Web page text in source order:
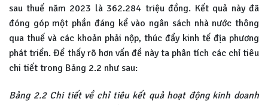
sau thuế năm 2023 là 362.284 triệu đồng. Kết quả này đã
đóng góp một phần đáng kể vào ngân sách nhà nước thông
qua thuế và các khoản phải nộp, thúc đẩy kinh tế địa phương
phát triển. Để thấy rõ hơn vấn đề này ta phân tích các chỉ tiêu
chi tiết trong Bảng 2.2 như sau:
Bảng 2.2 Chi tiết về chỉ tiêu kết quả hoạt động kinh doanh